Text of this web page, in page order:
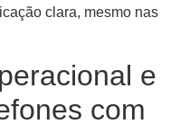
clara, mesmo nas
e
com